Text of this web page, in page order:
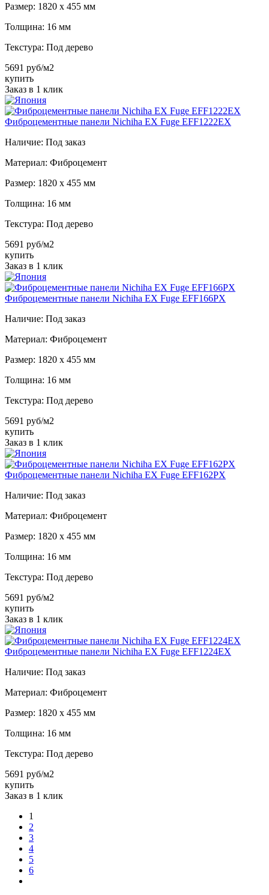
Размер: 1820 х 455 мм
Толщина: 16 мм
Текстура: Под дерево
5691 руб/м2
купить
Заказ в 1 клик
Фиброцементные панели Nichiha EX Fuge EFF1222EX
Наличие: Под заказ
Материал: Фиброцемент
Размер: 1820 х 455 мм
Толщина: 16 мм
Текстура: Под дерево
5691 руб/м2
купить
Заказ в 1 клик
Фиброцементные панели Nichiha EX Fuge EFF166PX
Наличие: Под заказ
Материал: Фиброцемент
Размер: 1820 х 455 мм
Толщина: 16 мм
Текстура: Под дерево
5691 руб/м2
купить
Заказ в 1 клик
Фиброцементные панели Nichiha EX Fuge EFF162PX
Наличие: Под заказ
Материал: Фиброцемент
Размер: 1820 х 455 мм
Толщина: 16 мм
Текстура: Под дерево
5691 руб/м2
купить
Заказ в 1 клик
Фиброцементные панели Nichiha EX Fuge EFF1224EX
Наличие: Под заказ
Материал: Фиброцемент
Размер: 1820 х 455 мм
Толщина: 16 мм
Текстура: Под дерево
5691 руб/м2
купить
Заказ в 1 клик
1
2
3
4
5
6